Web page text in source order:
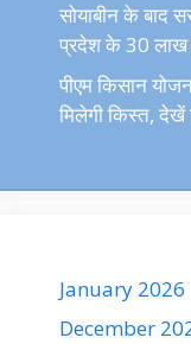
सोयाबीन के बाद
प्रदेश के 30 लाख
पीएम किसान
मिलेगी किस्त, देखें
January 2026
December